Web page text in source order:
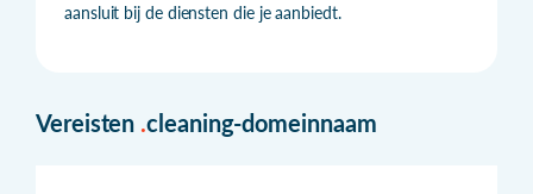
aansluit bij de diensten die je aanbiedt.
Vereisten .cleaning-domeinnaam